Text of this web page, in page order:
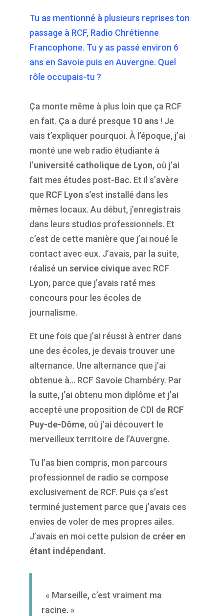
Tu as mentionné à plusieurs reprises ton
passage à RCF, Radio Chrétienne
Francophone. Tu y as passé environ 6
ans en Savoie puis en Auvergne. Quel
rôle occupais-tu ?
Ça monte même à plus loin que ça RCF
en fait. Ça a duré presque 10 ans! Je
vais t’expliquer pourquoi. À l’époque, j’ai
monté une web radio étudiante à
‘université catholique de Lyon, où j’ai
fait mes études post-Bac. Et il s’avère
que RCF Lyon s’est installé dans les
mêmes locaux. Au début, j’enregistrais
dans leurs studios professionnels. Et
c’est de cette manière que j’ai noué le
contact avec eux. J’avais, par la suite,
réalisé un service civiqueavec RCF
Lyon, parce que j’avais raté mes
concours pour les écoles de
journalisme.
Et une fois que j’ai réussi à entrer dans
une des écoles, je devais trouver une
alternance. Une alternance que j’ai
obtenue à… RCF Savoie Chambéry. Par
la suite, j’ai obtenu mon diplôme et j’ai
accepté une proposition de CDI de RCF
Puy-de-Dôme, où j’ai découvert le
merveilleux territoire de l’Auvergne.
Tu l’as bien compris, mon parcours
professionnel de radio se compose
exclusivement de RCF. Puis ça s’est
terminé justement parce que j’avais ces
envies de voler de mes propres ailes.
J’avais en moi cette pulsion de créer en
étant indépendant.
« Marseille, c’est vraiment ma
racine. »